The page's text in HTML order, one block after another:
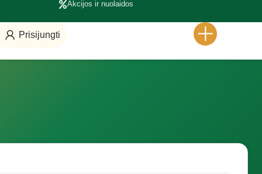
Akcijos ir nuolaidos
Prisijungti